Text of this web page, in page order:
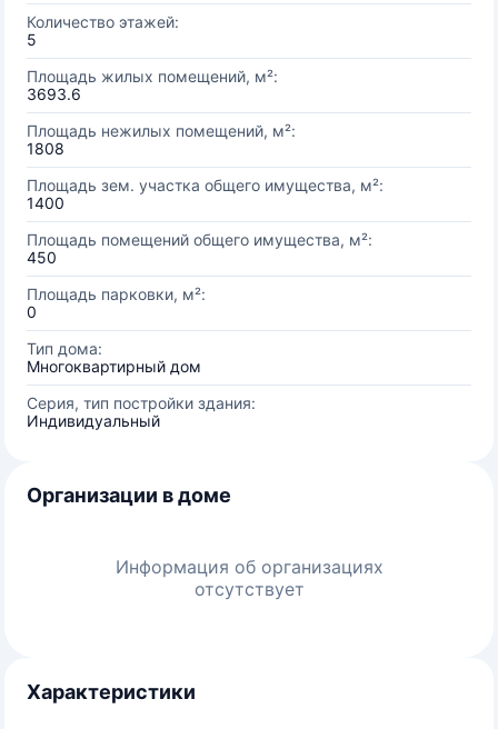
Количество этажей:
5
Площадь жилых помещений, м²:
3693.6
Площадь нежилых помещений, м²:
1808
Площадь зем. участка общего имущества, м²:
1400
Площадь помещений общего имущества, м²:
450
Площадь парковки, м²:
0
Тип дома:
Многоквартирный дом
Серия, тип постройки здания:
Индивидуальный
Организации в доме
Информация об организациях
отсутствует
Характеристики